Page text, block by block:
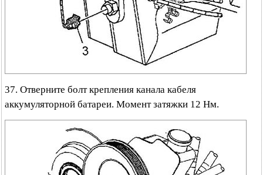
37. Отверните болт крепления канала кабеля
аккумуляторной батареи. Момент затяжки 12 Нм.